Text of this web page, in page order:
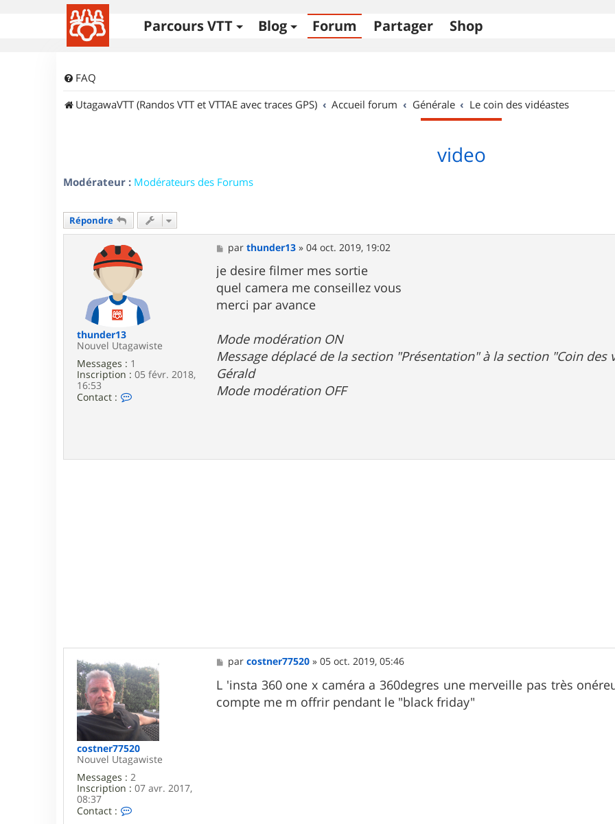
Parcours VTT Blog Forum Partager Shop
FAQ
UtagawaVTT (Randos VTT et VTTAE avec traces GPS)
Accueil forum Générale Le coin des vidéastes
video
Modérateur : Modérateurs des Forums
Répondre
thunder13
Nouvel Utagawiste
Messages : 1
Inscription : 05 févr. 2018,
16:53
Contact :
t
M
e
s
s
a
g
e
parthunder13 »04 oct. 2019, 19:02
je desire filmer mes sortie
quel camera me conseillez vous
merci par avance
Mode modération ON
Message déplacé de la section "Présentation" à la section "Coin des
Gérald
Mode modération OFF
costner77520
Nouvel Utagawiste
Messages : 2
Inscription : 07 avr. 2017,
08:37
Contact :
M
e
s
a
parcostner77520 »05 oct. 2019, 05:46
L 'insta 360 one x caméra a 360degres une merveille pas très
compte me m offrir pendant le "black friday"